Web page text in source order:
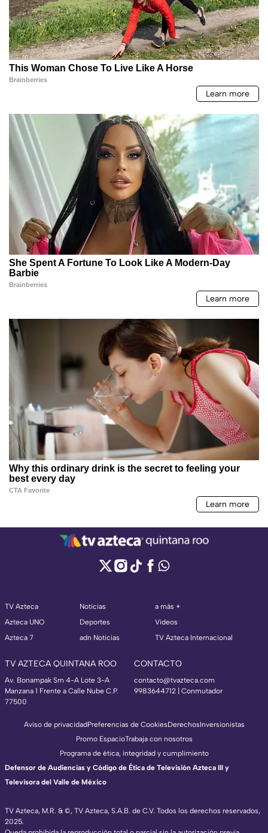
TV Azteca
Azteca UNO
Azteca 7
Noticias
Deportes
adn Noticias
a más +
Videos
TV Azteca Internacional
TV AZTECA QUINTANA ROO
Av. Bonampak Sm 4-A Lote 3-A
Manzana 1 Frente a Calle Nube C.P.
77500
CONTACTO
contacto@tvazteca.com
9983644712 | Conmutador
TV Azteca, M.R. & ©, TV Azteca, S.A.B. de C.V. Todos los derechos reservados,
2025.
Aviso de privacidadPreferencias de CookiesDerechosInversionistas
Promo EspacioTrabaja con nosotros
Programa de ética, integridad y cumplimiento
Defensor de Audiencias y Código de Ética de Televisión Azteca III y
Televisora del Valle de México